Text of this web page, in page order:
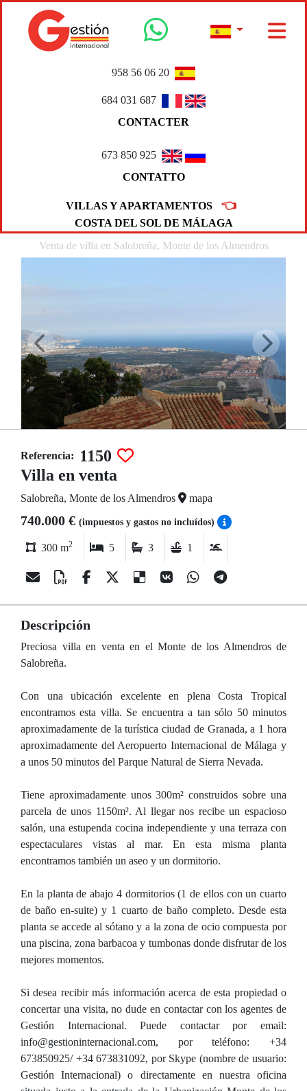
958 56 06 20
684 031 687
CONTACTER
673 850 925
CONTATTO
VILLAS Y APARTAMENTOS 👈
COSTA DEL SOL DE MÁLAGA
Venta de villa en Salobreña, Monte de los Almendros
Referencia:
1150
Villa en venta
Salobreña, Monte de los Almendros mapa
740.000 € (impuestos y gastos no incluídos)
300 m2 5 3 1
Descripción
Preciosa villa en venta en el Monte de los Almendros de
Salobreña.
Con una ubicación excelente en plena Costa Tropical
encontramos esta villa. Se encuentra a tan sólo 50 minutos
aproximadamente de la turística ciudad de Granada, a 1 hora
aproximadamente del Aeropuerto Internacional de Málaga y
a unos 50 minutos del Parque Natural de Sierra Nevada.
Tiene aproximadamente unos 300m² construidos sobre una
parcela de unos 1150m². Al llegar nos recibe un espacioso
salón, una estupenda cocina independiente y una terraza con
espectaculares vistas al mar. En esta misma planta
encontramos también un aseo y un dormitorio.
En la planta de abajo 4 dormitorios (1 de ellos con un cuarto
de baño en-suite) y 1 cuarto de baño completo. Desde esta
planta se accede al sótano y a la zona de ocio compuesta por
una piscina, zona barbacoa y tumbonas donde disfrutar de los
mejores momentos.
Si desea recibir más información acerca de esta propiedad o
concertar una visita, no dude en contactar con los agentes de
Gestión Internacional. Puede contactar por email:
info@gestioninternacional.com, por teléfono: +34
673850925/ +34 673831092, por Skype (nombre de usuario:
Gestión Internacional) o directamente en nuestra oficina